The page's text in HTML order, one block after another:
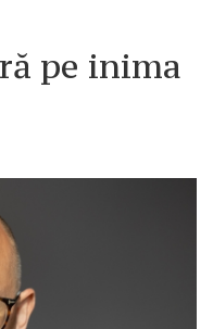
pe inima